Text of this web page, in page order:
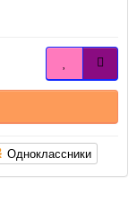
Одноклассники